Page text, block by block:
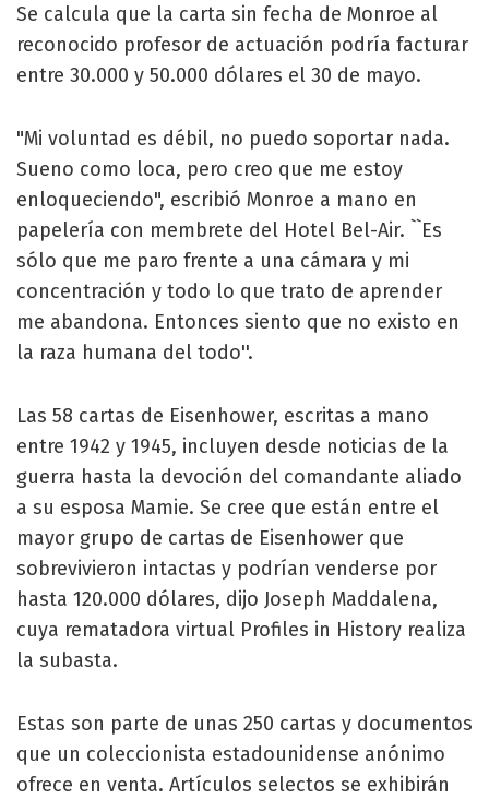
Se calcula que la carta sin fecha de Monroe al
reconocido profesor de actuación podría facturar
entre 30.000 y 50.000 dólares el 30 de mayo.
"Mi voluntad es débil, no puedo soportar nada.
Sueno como loca, pero creo que me estoy
enloqueciendo", escribió Monroe a mano en
papelería con membrete del Hotel Bel-Air. ``Es
sólo que me paro frente a una cámara y mi
concentración y todo lo que trato de aprender
me abandona. Entonces siento que no existo en
la raza humana del todo''.
Las 58 cartas de Eisenhower, escritas a mano
entre 1942 y 1945, incluyen desde noticias de la
guerra hasta la devoción del comandante aliado
a su esposa Mamie. Se cree que están entre el
mayor grupo de cartas de Eisenhower que
sobrevivieron intactas y podrían venderse por
hasta 120.000 dólares, dijo Joseph Maddalena,
cuya rematadora virtual Profiles in History realiza
la subasta.
Estas son parte de unas 250 cartas y documentos
que un coleccionista estadounidense anónimo
ofrece en venta. Artículos selectos se exhibirán